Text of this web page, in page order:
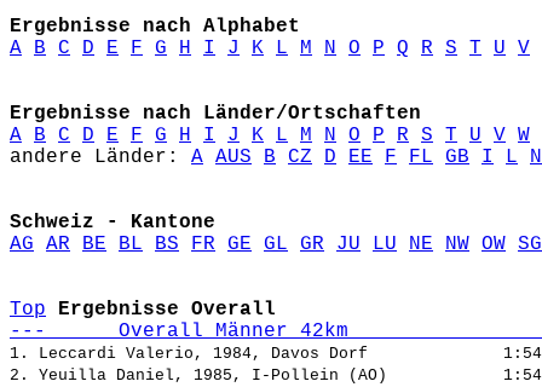
Ergebnisse nach Alphabet
A
B C D E F G H I J K L M N O P Q R S T U V
Ergebnisse nach Länder/Ortschaften
A
B C D E F G H I J K L M N O P R S T U V
W
andere Länder: A AUS B CZ D EE F FL GB I L N
Schweiz - Kantone
AG
AR BE BL BS FR GE GL GR JU LU NE NW OW SG
Top
Ergebnisse Overall
---      Overall Männer 42km
1. Leccardi Valerio, 1984, Davos Dorf
2. Yeuilla Daniel, 1985, I-Pollein (AO)